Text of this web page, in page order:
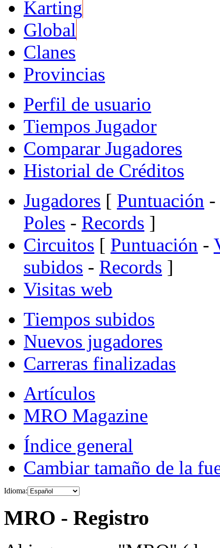
Karting
Global
Clanes
Provincias
Perfil de usuario
Tiempos Jugador
Comparar Jugadores
Historial de Créditos
Jugadores [ Puntuación -
Poles - Records ]
Circuitos [ Puntuación -
subidos - Records ]
Visitas web
Tiempos subidos
Nuevos jugadores
Carreras finalizadas
Artículos
MRO Magazine
Índice general
Cambiar tamaño de la
Idioma:
MRO - Registro